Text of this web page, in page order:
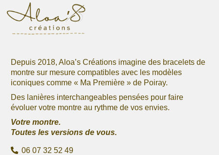
Depuis 2018, Aloa’s Créations imagine des bracelets de
montre sur mesure compatibles avec les modèles
iconiques comme « Ma Première » de Poiray.
Des lanières interchangeables pensées pour faire
évoluer votre montre au rythme de vos envies.
Votre montre.
Toutes les versions de vous.
06 07 32 52 49